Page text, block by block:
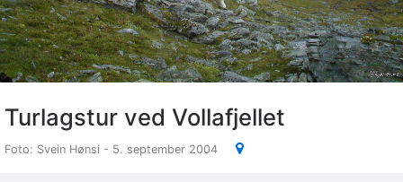
Turlagstur ved Vollafjellet
Foto: Svein Hønsi - 5. september 2004